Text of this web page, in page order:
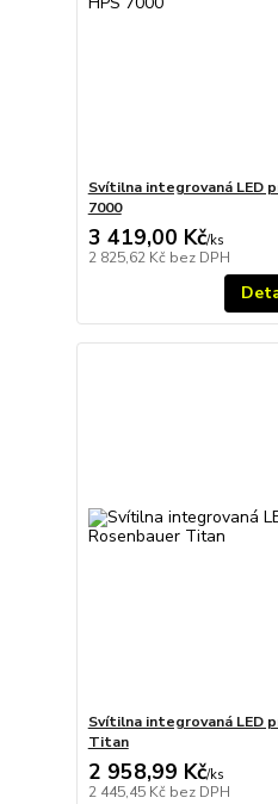
Svítilna integrovaná LED
7000
3 419,00 Kč/ks
2 825,62 Kč bez DPH
Svítilna integrovaná LED
Titan
2 958,99 Kč/ks
2 445,45 Kč bez DPH